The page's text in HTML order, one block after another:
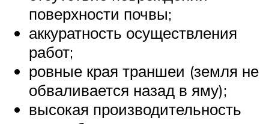
поверхности почвы;
аккуратность осуществления
работ;
ровные края траншеи (земля не
обваливается назад в яму);
высокая производительность